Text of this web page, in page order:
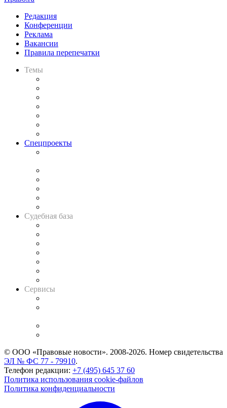
Редакция
Конференции
Реклама
Вакансии
Правила перепечатки
Темы
Спецпроекты
Судебная база
Сервисы
© ООО «Правовые новости». 2008-2026. Номер свидетельства
ЭЛ № ФС 77 - 79910.
Телефон редакции: +7 (495) 645 37 60
Политика использования cookie-файлов
Политика конфиденциальности